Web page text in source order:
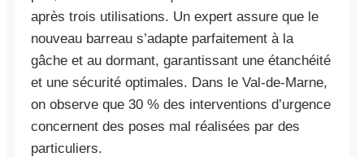
après trois utilisations. Un expert assure que le
nouveau barreau s’adapte parfaitement à la
gâche et au dormant, garantissant une étanchéité
et une sécurité optimales. Dans le Val-de-Marne,
on observe que 30 % des interventions d’urgence
concernent des poses mal réalisées par des
particuliers.